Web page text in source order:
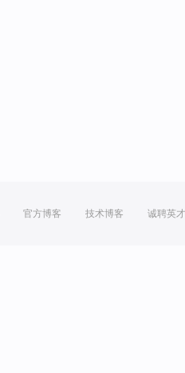
官方博客 技术博客 诚聘英才